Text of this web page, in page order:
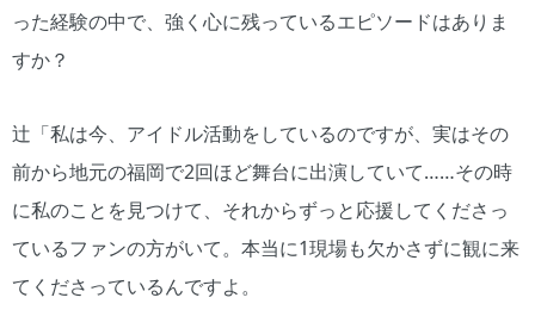
った経験の中で、強く心に残っているエピソードはありま
すか？
辻「私は今、アイドル活動をしているのですが、実はその
前から地元の福岡で2回ほど舞台に出演していて……その時
に私のことを見つけて、それからずっと応援してくださっ
ているファンの方がいて。本当に1現場も欠かさずに観に来
てくださっているんですよ。